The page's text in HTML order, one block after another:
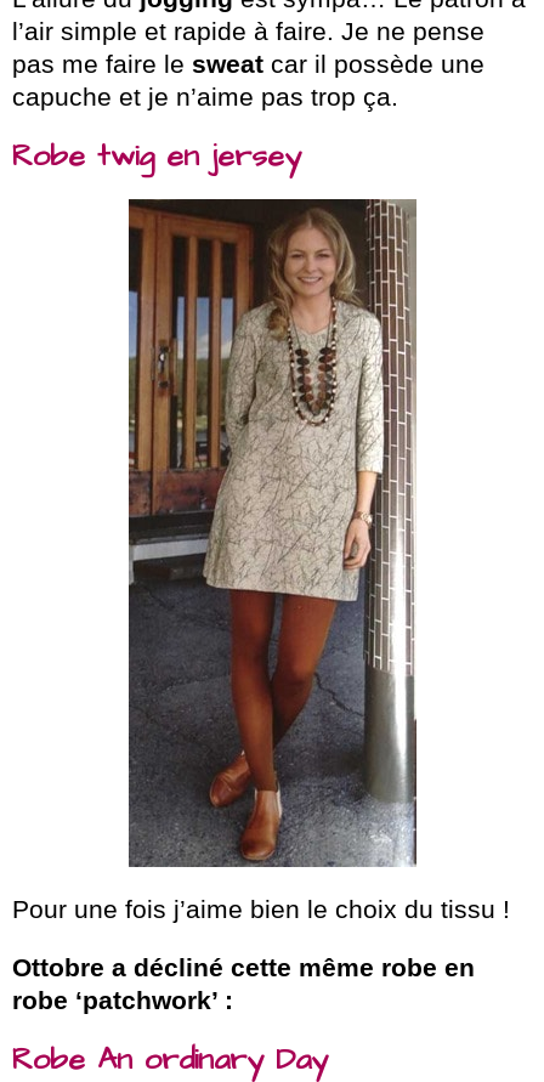
l’air simple et rapide à faire. Je ne pense
pas me faire le sweat car il possède une
capuche et je n’aime pas trop ça.
Robe twig en jersey
Pour une fois j’aime bien le choix du tissu !
Ottobre a décliné cette même robe en
robe ‘patchwork’ :
Robe An ordinary Day